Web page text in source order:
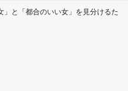
」と「都合のいい女」を見分けるた